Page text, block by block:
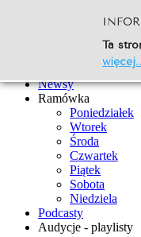
Strona Główna
Newsy
Ramówka
Poniedziałek
Wtorek
Środa
Czwartek
Piątek
Sobota
Niedziela
Podcasty
Audycje - playlisty
Ta